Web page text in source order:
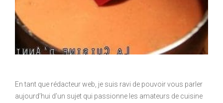
En tant que rédacteur web, je suis ravi de pouvoir vous parler
aujourd’hui d’un sujet qui passionne les amateurs de cuisine